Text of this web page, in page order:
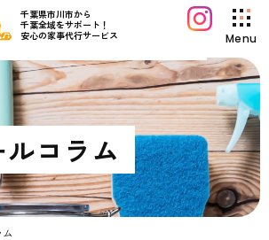
千葉県市川市から
千葉全域をサポート！
安心の家事代行サービス
Menu
いて
方へ
コラム